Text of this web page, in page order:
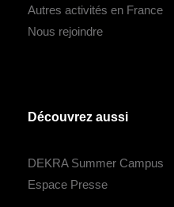
Autres activités en France
Nous rejoindre
Découvrez aussi
DEKRA Summer Campus
Espace Presse